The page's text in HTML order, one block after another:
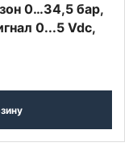
0…34,5 бар,
0...5 Vdc,